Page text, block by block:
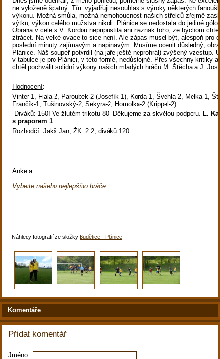
ne vyloženě špatný. Tím vyjadřuji nesouhlas s výroky některých
výkonu. Možná smůla, možná nemohoucnost našich střelců zřejmě
výtku, výkon celého mužstva nikoli. Plánice se nedostala do jediné
Obrana v čele s V. Kordou nepřipustila ani náznak toho, že bychom
ztrácet. Na velké ovace to sice není. Ale zápas musel být, alespoň pro
poslední minuty zajímavým a napínavým. Musíme ocenit důsledný,
Plánice. Náš soupeř potvrdil (na jaře ještě neprohrál) zvýšený vzestup.
v tabulce je pro Plánici, v této formě, nedůstojné. Přes všechny kritiky a
chtěl pochválit solidní výkony našich mladých hráčů M. Štěcha a J.
Hodnocení:
Vinter-1, Fiala-2, Paroubek-2 (Josefík-1), Korda-1, Švehla-2, Melka-1,
Frančík-1, Tušinovský-2, Sekyra-2, Homolka-2 (Krippel-2)
Diváků: 150! Ve žlutém trikotu 80. Děkujeme za skvělou podporu. L.
s praporem 1.
Rozhodčí: Jakš Jan, ŽK: 2:2, diváků 120
Anketa:
Vyberte našeho nejlepšího hráče
Náhledy fotografií ze složky Budětice - Plánice
Komentáře
Přidat komentář
Jméno: